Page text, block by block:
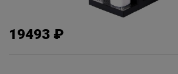
19493 ₽